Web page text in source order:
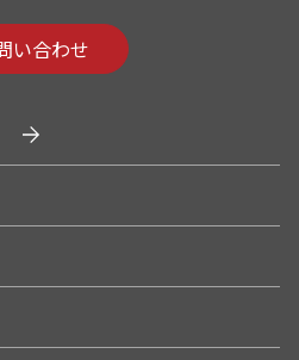
ンラインショップ
い合わせ